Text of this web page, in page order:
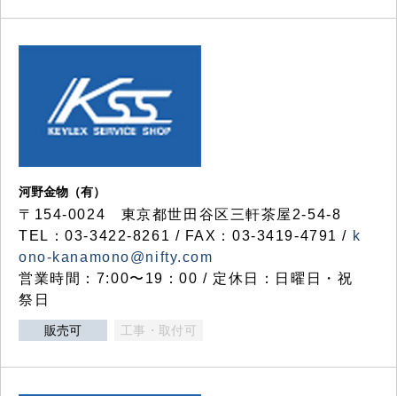
河野金物（有）
〒154-0024 東京都世田谷区三軒茶屋2-54-8
TEL：03-3422-8261 / FAX：03-3419-4791 / k
ono-kanamono@nifty.com
営業時間：7:00〜19：00 / 定休日：日曜日・祝
祭日
販売可 工事・取付可